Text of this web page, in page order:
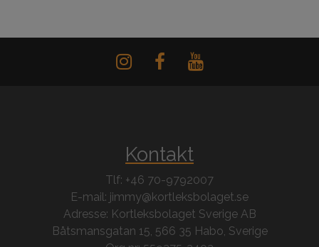
Kontakt
Tlf: +46 70-9792007
E-mail: jimmy@kortleksbolaget.se
Adresse: Kortleksbolaget Sverige AB
Båtsmansgatan 15, 566 35 Habo, Sverige